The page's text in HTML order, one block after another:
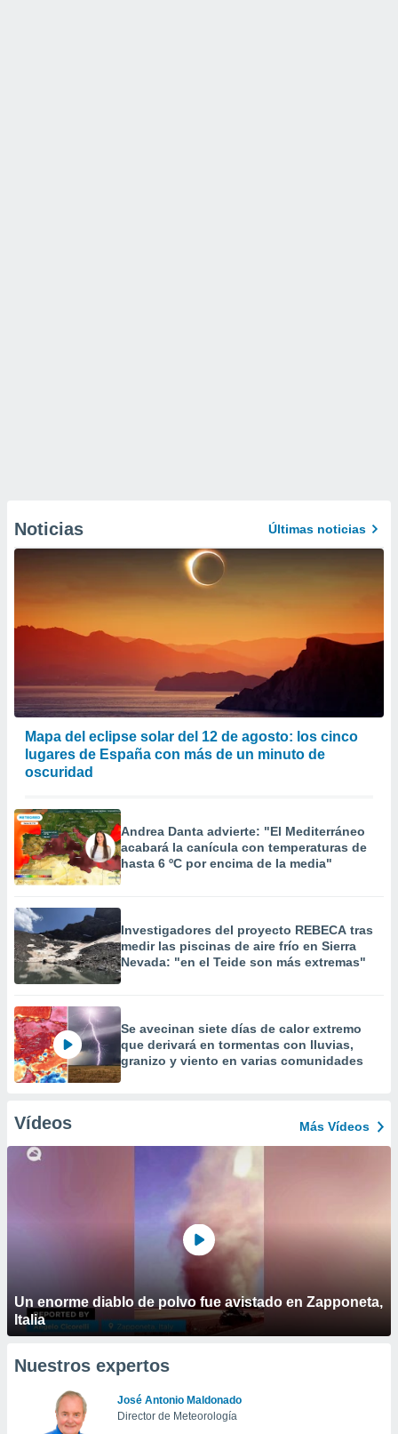
Noticias Últimas noticias
Mapa del eclipse solar del 12 de agosto: los cinco
lugares de España con más de un minuto de
oscuridad
Andrea Danta advierte: "El Mediterráneo
acabará la canícula con temperaturas de
hasta 6 ºC por encima de la media"
Investigadores del proyecto REBECA tras
medir las piscinas de aire frío en Sierra
Nevada: "en el Teide son más extremas"
Se avecinan siete días de calor extremo
que derivará en tormentas con lluvias,
granizo y viento en varias comunidades
Vídeos Más Vídeos
Un enorme diablo de polvo fue avistado en Zapponeta,
Italia
Nuestros expertos
José Antonio Maldonado
Director de Meteorología